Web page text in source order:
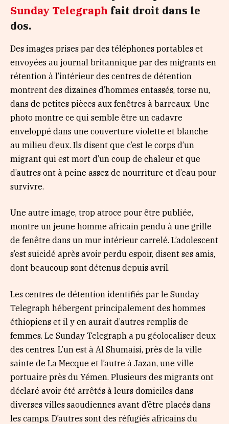
Sunday Telegraph fait droit dans le
dos.
Des images prises par des téléphones portables et
envoyées au journal britannique par des migrants en
rétention à l’intérieur des centres de détention
montrent des dizaines d’hommes entassés, torse nu,
dans de petites pièces aux fenêtres à barreaux. Une
photo montre ce qui semble être un cadavre
enveloppé dans une couverture violette et blanche
au milieu d’eux. Ils disent que c’est le corps d’un
migrant qui est mort d’un coup de chaleur et que
d’autres ont à peine assez de nourriture et d’eau pour
survivre.
Une autre image, trop atroce pour être publiée,
montre un jeune homme africain pendu à une grille
de fenêtre dans un mur intérieur carrelé. L’adolescent
s’est suicidé après avoir perdu espoir, disent ses amis,
dont beaucoup sont détenus depuis avril.
Les centres de détention identifiés par le Sunday
Telegraph hébergent principalement des hommes
éthiopiens et il y en aurait d’autres remplis de
femmes. Le Sunday Telegraph a pu géolocaliser deux
des centres. L’un est à Al Shumaisi, près de la ville
sainte de La Mecque et l’autre à Jazan, une ville
portuaire près du Yémen. Plusieurs des migrants ont
déclaré avoir été arrêtés à leurs domiciles dans
diverses villes saoudiennes avant d’être placés dans
les camps. D’autres sont des réfugiés africains du